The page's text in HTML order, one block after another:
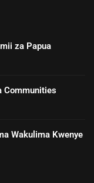
za Papua
Communities
Wakulima Kwenye